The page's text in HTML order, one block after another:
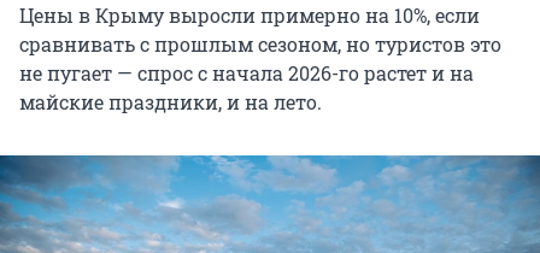
Цены в Крыму выросли примерно на 10%, если
сравнивать с прошлым сезоном, но туристов это
не пугает — спрос с начала 2026-го растет и на
майские праздники, и на лето.